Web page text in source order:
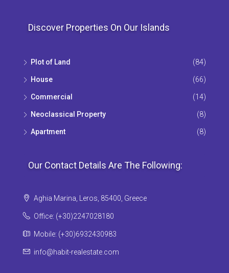
Discover Properties On Our Islands
Plot of Land (84)
House (66)
Commercial (14)
Neoclassical Property (8)
Apartment (8)
Our Contact Details Are The Following:
Aghia Marina, Leros, 85400, Greece
Office: (+30)2247028180
Mobile: (+30)6932430983
info@habit-realestate.com